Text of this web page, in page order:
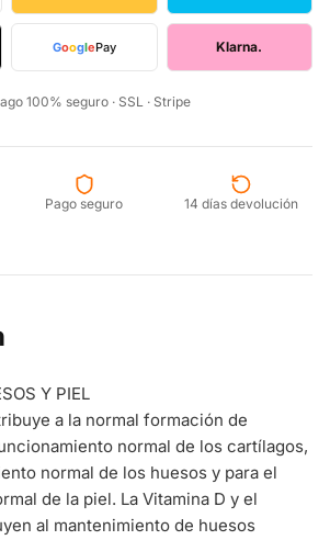
GooglePay Klarna.
100% seguro · SSL · Stripe
Pago seguro 14 días devolución
Y PIEL
a la normal formación de
normal de los cartílagos,
normal de los huesos y para el
de la piel. La Vitamina D y el
al mantenimiento de huesos